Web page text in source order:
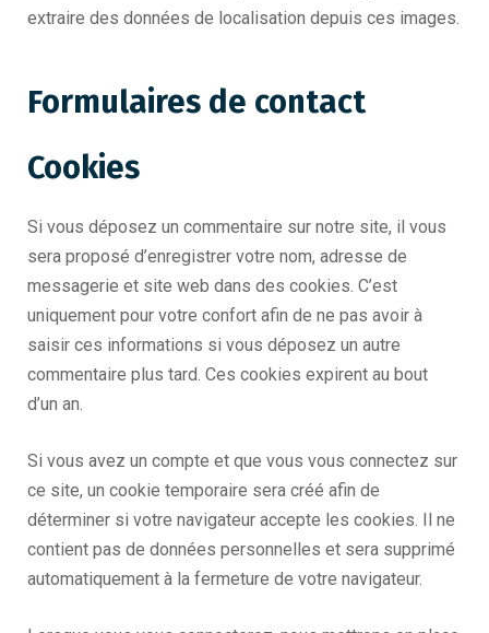
extraire des données de localisation depuis ces images.
Formulaires de contact
Cookies
Si vous déposez un commentaire sur notre site, il vous
sera proposé d’enregistrer votre nom, adresse de
messagerie et site web dans des cookies. C’est
uniquement pour votre confort afin de ne pas avoir à
saisir ces informations si vous déposez un autre
commentaire plus tard. Ces cookies expirent au bout
d’un an.
Si vous avez un compte et que vous vous connectez sur
ce site, un cookie temporaire sera créé afin de
déterminer si votre navigateur accepte les cookies. Il ne
contient pas de données personnelles et sera supprimé
automatiquement à la fermeture de votre navigateur.